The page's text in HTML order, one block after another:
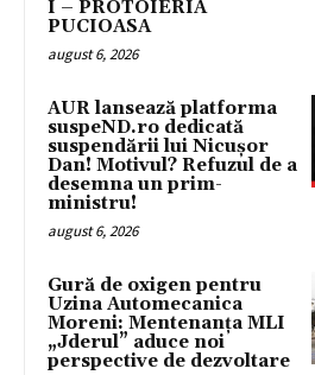
I – PROTOIERIA
PUCIOASA
august 6, 2026
AUR lansează platforma
suspeND.ro dedicată
suspendării lui Nicușor
Dan! Motivul? Refuzul de a
desemna un prim-
ministru!
august 6, 2026
Gură de oxigen pentru
Uzina Automecanica
Moreni: Mentenanța MLI
„Jderul” aduce noi
perspective de dezvoltare